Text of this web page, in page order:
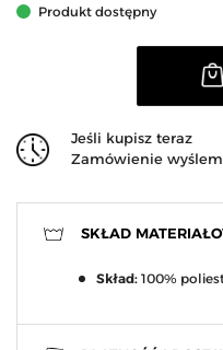
Produkt dostępny
Jeśli kupisz teraz
Zamówienie
SKŁAD
Skład: 100%